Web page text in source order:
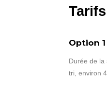
Option 1
Durée de la
tri, environ